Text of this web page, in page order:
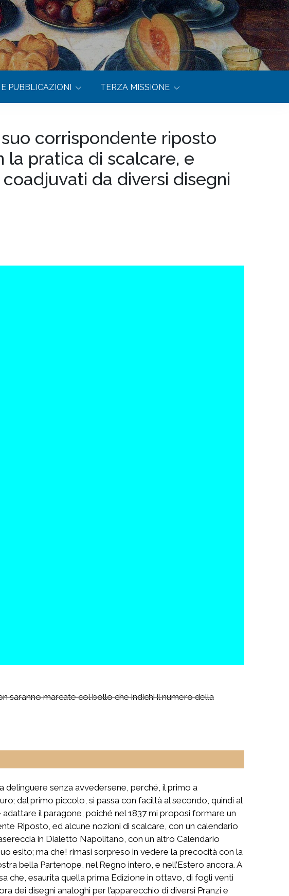
PUBBLICAZIONI TERZA MISSIONE
corrispondente riposto
la pratica di scalcare, e
da diversi disegni
saranno marcate col bollo che indichi il numero della
delinguere senza avvedersene, perché, il primo a
dal primo piccolo, si passa con faciltà al secondo, quindi al
il paragone, poiché nel 1837 mi proposi formare un
Riposto, ed alcune nozioni di scalcare, con un calendario
in Dialetto Napolitano, con un altro Calendario
esito; ma che! rimasi sorpreso in vedere la precocità con la
bella Partenope, nel Regno intero, e nell’Estero ancora. A
che, esaurita quella prima Edizione in ottavo, di fogli venti
dei disegni analoghi per l’apparecchio di diversi Pranzi e